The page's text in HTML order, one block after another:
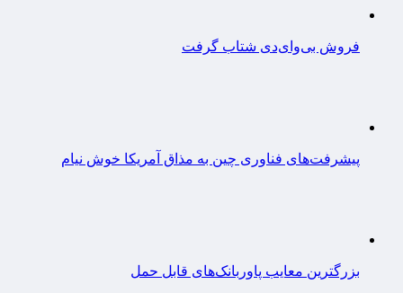
فروش بی‌وای‌دی شتاب گرفت
پیشرفت‌های فناوری چین به مذاق آمریکا خوش نیام
بزرگترین معایب پاوربانک‌های قابل حمل